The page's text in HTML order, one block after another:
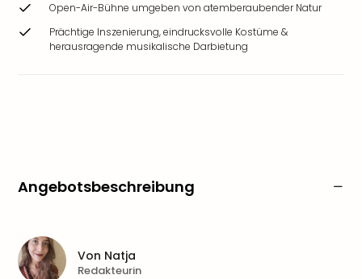
Open-Air-Bühne umgeben von atemberaubender Natur
Prächtige Inszenierung, eindrucksvolle Kostüme &
herausragende musikalische Darbietung
Angebotsbeschreibung
Von Natja
Redakteurin